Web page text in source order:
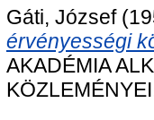
Gáti, József
érvényességi
AKADÉMIA